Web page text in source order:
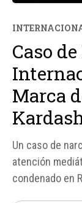
Caso
Marca
Un caso de
atención
condenado en